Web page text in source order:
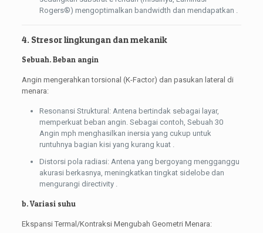
Rogers®) mengoptimalkan bandwidth dan mendapatkan .
4. Stresor lingkungan dan mekanik
Sebuah. Beban angin
Angin mengerahkan torsional (K-Factor) dan pasukan lateral di
menara:
Resonansi Struktural: Antena bertindak sebagai layar,
memperkuat beban angin. Sebagai contoh, Sebuah 30
Angin mph menghasilkan inersia yang cukup untuk
runtuhnya bagian kisi yang kurang kuat .
Distorsi pola radiasi: Antena yang bergoyang mengganggu
akurasi berkasnya, meningkatkan tingkat sidelobe dan
mengurangi directivity .
b. Variasi suhu
Ekspansi Termal/Kontraksi Mengubah Geometri Menara: